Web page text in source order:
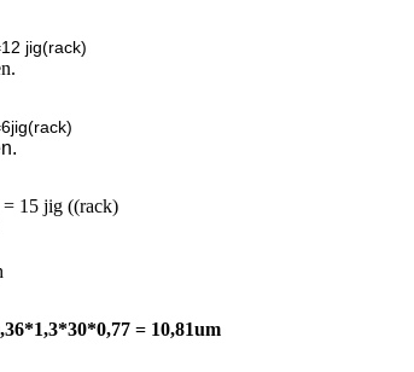
12 jig(rack)
6jig(rack)
15 jig ((rack)
= 10,81um